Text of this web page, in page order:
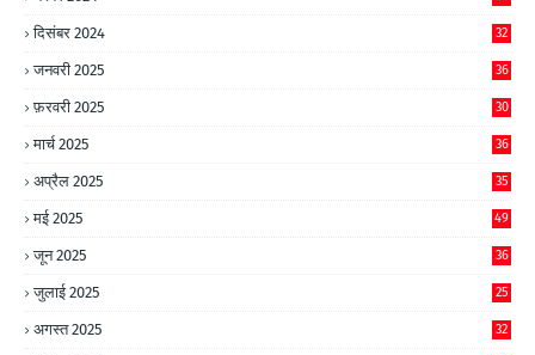
दिसंबर 2024 32
जनवरी 2025 36
फ़रवरी 2025 30
मार्च 2025 36
अप्रैल 2025 35
मई 2025 49
जून 2025 36
जुलाई 2025 25
अगस्त 2025 32